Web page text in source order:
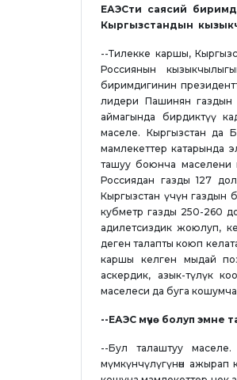
ЕАЭСти саясий
Кыргызстандын
--Тилекке каршы,
Россиянын
биримдигинин
лидери Пашинян
аймагында бирдиктүү
маселе. Кыргызстан да
мамлекеттер катарында
ташуу боюнча маселени
Россиядан газды 127
Кыргызстан үчүн газдын
кубметр газды 250-260
адилетсиздик жоюлуп,
деген талапты коюп
каршы келген мыдай
аскердик, азык-түлүк
маселеси да буга
--ЕАЭС мүчө болуп эмне
--Бул талаштуу
мүмкүнчүлүгүнөн